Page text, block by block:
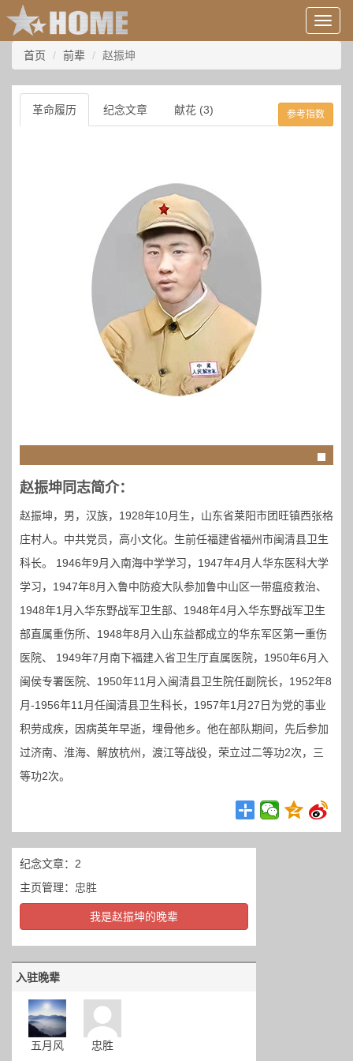
用
户
息/
登
录
等
首页 前辈 赵振坤
革命履历 纪念文章 献花 (3) 参考指数
赵振坤同志简介：
赵振坤，男，汉族，1928年10月生，山东省莱阳市团旺镇西张格
庄村人。中共党员，高小文化。生前任福建省福州市闽清县卫生
科长。 1946年9月入南海中学学习，1947年4月人华东医科大学
学习，1947年8月入鲁中防疫大队参加鲁中山区一带瘟疫救治、
1948年1月入华东野战军卫生部、1948年4月入华东野战军卫生
部直属重伤所、1948年8月入山东益都成立的华东军区第一重伤
医院、 1949年7月南下福建入省卫生厅直属医院，1950年6月入
闽侯专署医院、1950年11月入闽清县卫生院任副院长，1952年8
月-1956年11月任闽清县卫生科长，1957年1月27日为党的事业
积劳成疾，因病英年早逝，埋骨他乡。他在部队期间，先后参加
过济南、淮海、解放杭州，渡江等战役，荣立过二等功2次，三
等功2次。
纪念文章：2
主页管理： 忠胜
我是赵振坤的晚辈
入驻晚辈
五月风 忠胜